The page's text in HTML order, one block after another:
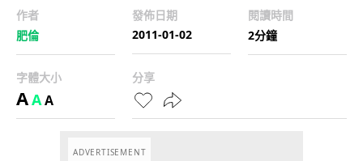
作者
肥倫
發佈日期
2011-01-02
閱讀時間
2分鐘
字體大小
AAA
分享
ADVERTISEMENT